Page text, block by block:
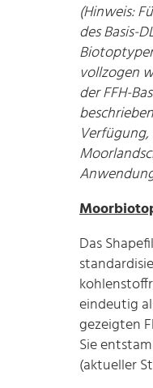
(Hinweis:
des Basis-
vollzogen
der FFH-
Das
eindeutig
gezeigten
Sie
(aktueller